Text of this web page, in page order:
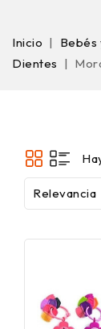
Inicio Bebés
Dientes
Relevancia